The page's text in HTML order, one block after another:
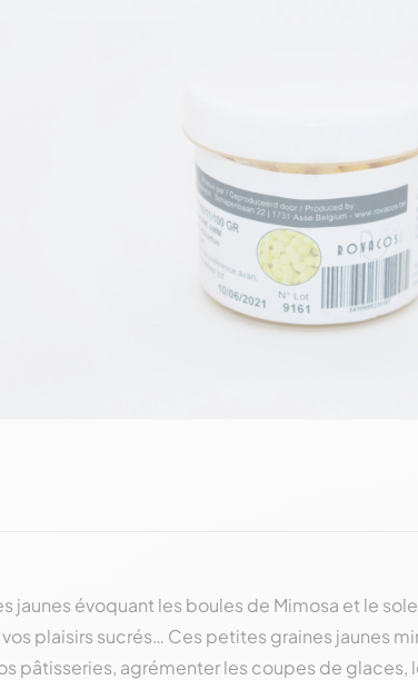
jaunes évoquant les boules de Mimosa et le
plaisirs sucrés… Ces petites graines jaunes
pâtisseries, agrémenter les coupes de glaces,